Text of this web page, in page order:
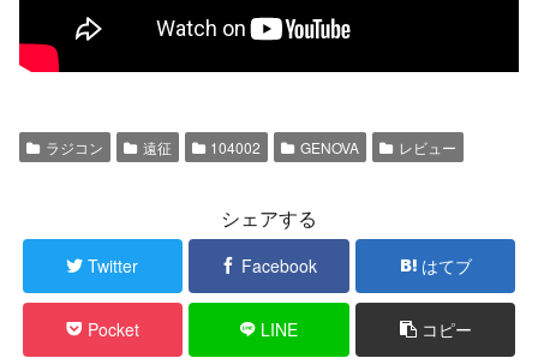
ラジコン 遠征 104002 GENOVA レビュー
シェアする
Twitter Facebook はてブ
Pocket LINE コピー